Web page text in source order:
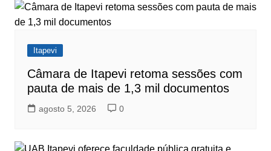
Itapevi
Câmara de Itapevi retoma sessões com
pauta de mais de 1,3 mil documentos
agosto 5, 2026 0